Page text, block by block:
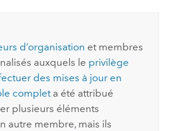
d’organisation et membres
auxquels le privilège
des mises à jour en
completa été attribué
plusieurs éléments
autre membre, mais ils